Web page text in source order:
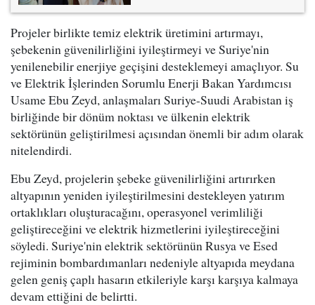
Projeler birlikte temiz elektrik üretimini artırmayı,
şebekenin güvenilirliğini iyileştirmeyi ve Suriye'nin
yenilenebilir enerjiye geçişini desteklemeyi amaçlıyor. Su
ve Elektrik İşlerinden Sorumlu Enerji Bakan Yardımcısı
Usame Ebu Zeyd, anlaşmaları Suriye-Suudi Arabistan iş
birliğinde bir dönüm noktası ve ülkenin elektrik
sektörünün geliştirilmesi açısından önemli bir adım olarak
nitelendirdi.
Ebu Zeyd, projelerin şebeke güvenilirliğini artırırken
altyapının yeniden iyileştirilmesini destekleyen yatırım
ortaklıkları oluşturacağını, operasyonel verimliliği
geliştireceğini ve elektrik hizmetlerini iyileştireceğini
söyledi. Suriye'nin elektrik sektörünün Rusya ve Esed
rejiminin bombardımanları nedeniyle altyapıda meydana
gelen geniş çaplı hasarın etkileriyle karşı karşıya kalmaya
devam ettiğini de belirtti.